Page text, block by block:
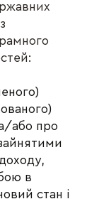
або про
в
стан і